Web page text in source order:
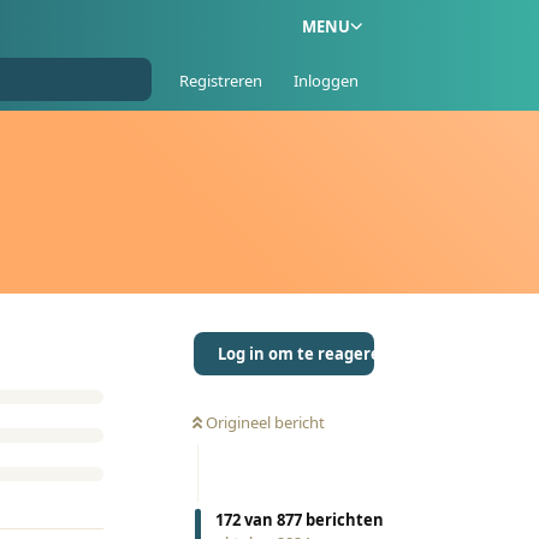
MENU
Registreren Inloggen
Log in om te reageren
Origineel bericht
172van 877 berichten